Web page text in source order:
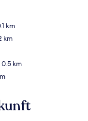
km
km
km